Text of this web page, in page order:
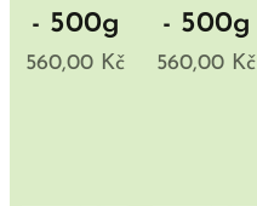
- 500g
560,00 Kč
- 500g
560,00 Kč